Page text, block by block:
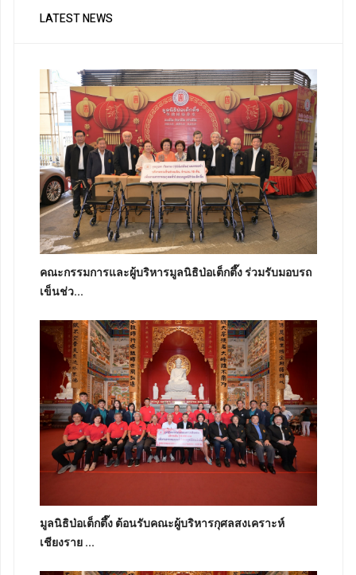
LATEST NEWS
คณะกรรมการและผู้บริหารมูลนิธิป่อเต็กตึ๊ง ร่วมรับมอบรถ
เข็นช่ว...
มูลนิธิป่อเต็กตึ๊ง ต้อนรับคณะผู้บริหารกุศลสงเคราะห์
เชียงราย ...